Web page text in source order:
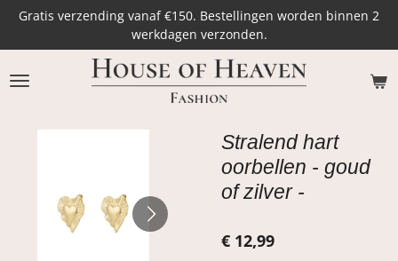
Ga
naar
de
hoofdinhoud
Gratis verzending vanaf €150. Bestellingen worden binnen 2
werkdagen verzonden.
Stralend hart
oorbellen - goud
of zilver -
€ 12,99